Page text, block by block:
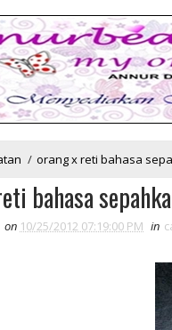
/ orang x reti bahasa
bahasa
on 10/25/2012 07:19:00 PM in